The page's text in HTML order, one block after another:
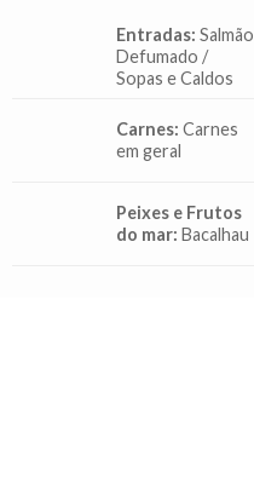
Entradas: Salmão
Defumado /
Sopas e Caldos
Carnes: Carnes
em geral
Peixes e Frutos
do mar: Bacalhau